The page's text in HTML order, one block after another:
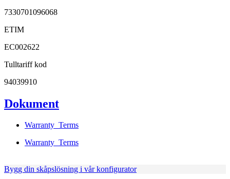
7330701096068
ETIM
EC002622
Tulltariff kod
94039910
Dokument
Warranty_Terms
Warranty_Terms
Bygg din skåpslösning i vår konfigurator